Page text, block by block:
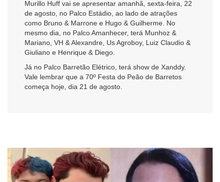
Murillo Huff vai se apresentar amanhã, sexta-feira, 22
de agosto, no Palco Estádio, ao lado de atrações
como Bruno & Marrone e Hugo & Guilherme. No
mesmo dia, no Palco Amanhecer, terá Munhoz &
Mariano, VH & Alexandre, Us Agroboy, Luiz Claudio &
Giuliano e Henrique & Diego.
Já no Palco Barretão Elétrico, terá show de Xanddy.
Vale lembrar que a 70º Festa do Peão de Barretos
começa hoje, dia 21 de agosto.